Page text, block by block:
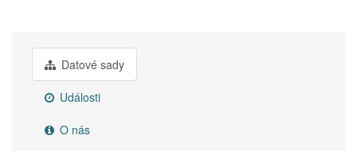
Datové sady
Události
O nás